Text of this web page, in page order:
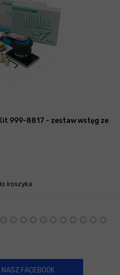
999-8817 - zestaw wstęg ze
koszyka
NASZ FACEBOOK